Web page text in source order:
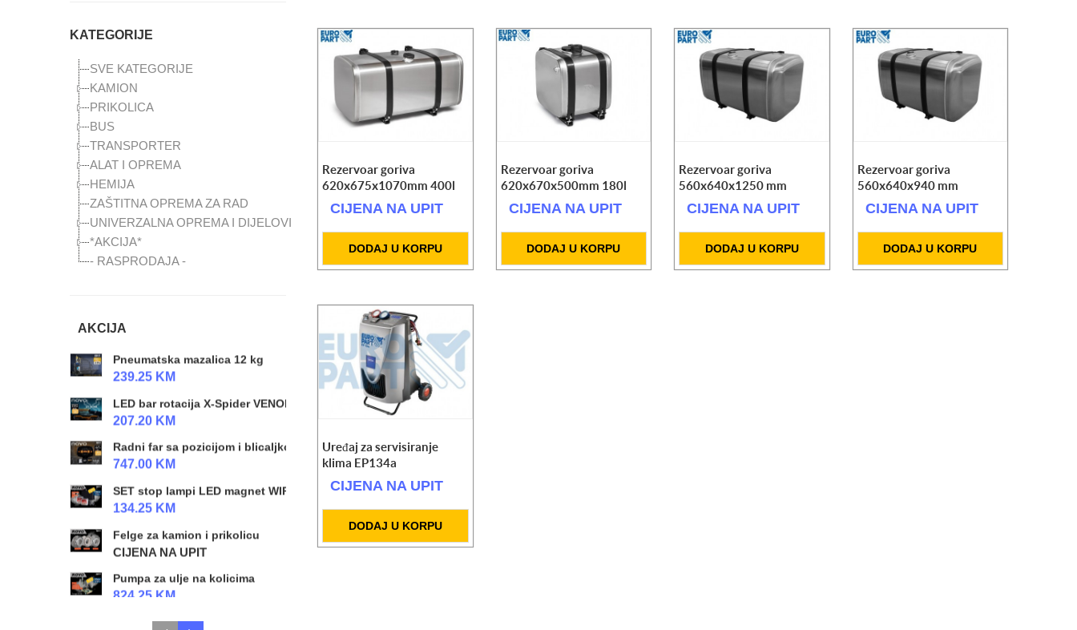
KATEGORIJE
SVE KATEGORIJE
KAMION
PRIKOLICA
BUS
TRANSPORTER
ALAT I OPREMA
HEMIJA
ZAŠTITNA OPREMA ZA RAD
UNIVERZALNA OPREMA I DIJELOVI
*AKCIJA*
- RASPRODAJA -
AKCIJA
118.00 KM
Radna lampa X-Spider 2
118.00 KM
Top za gume 25l 10 bara
CIJENA NA UPIT
SET radioničke lampe LED
125.30 KM
Hidraulični radapcigeri 5t / 20t / 50t
CIJENA NA UPIT
SET kolica za alat (prazna) + setovi alata
259.00 KM
Pneumatska mazalica 12 kg
239.25 KM
LED bar rotacija X-Spider VENOM
207.20 KM
Radni far sa pozicijom i blicaljkom NINJA 4kom
747.00 KM
SET stop lampi LED magnet WIRELESS
134.25 KM
Felge za kamion i prikolicu
CIJENA NA UPIT
Pumpa za ulje na kolicima
824.25 KM
Radioničke hidraulične prese 20t/50t
Rezervoar goriva
620x675x1070mm 400l
CIJENA NA UPIT
DODAJ U KORPU
Rezervoar goriva
620x670x500mm 180l
CIJENA NA UPIT
DODAJ U KORPU
Rezervoar goriva
560x640x1250 mm
CIJENA NA UPIT
DODAJ U KORPU
Rezervoar goriva
560x640x940 mm
CIJENA NA UPIT
DODAJ U KORPU
Uređaj za servisiranje
klima EP134a
CIJENA NA UPIT
DODAJ U KORPU